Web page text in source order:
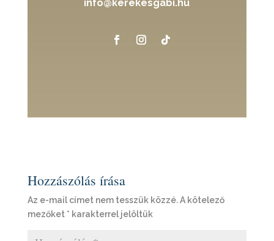
info@kerekesgabi.hu
Hozzászólás írása
Az e-mail címet nem tesszük közzé. A kötelező
mezőket * karakterrel jelöltük